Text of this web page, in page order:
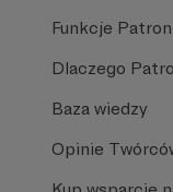
Funkcje
Dlaczego
Baza wiedzy
Opinie